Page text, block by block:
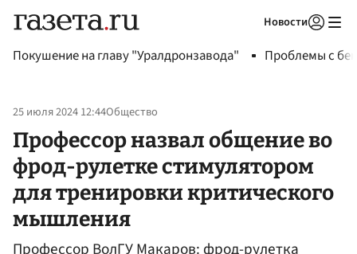
Новости
Покушение на главу "Уралдронзавода" Проблемы с
25 июля 2024 12:44Общество
Профессор назвал общение во
фрод-рулетке стимулятором
для тренировки критического
мышления
Профессор ВолГУ Макаров: фрод-рулетка